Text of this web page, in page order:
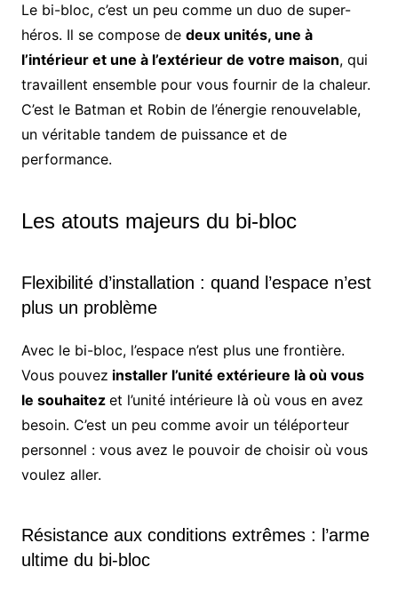
Le bi-bloc, c’est un peu comme un duo de super-
héros. Il se compose de deux unités, une à
l’intérieur et une à l’extérieur de votre maison, qui
travaillent ensemble pour vous fournir de la chaleur.
C’est le Batman et Robin de l’énergie renouvelable,
un véritable tandem de puissance et de
performance.
Les atouts majeurs du bi-bloc
Flexibilité d’installation : quand l’espace n’est
plus un problème
Avec le bi-bloc, l’espace n’est plus une frontière.
Vous pouvez installer l’unité extérieure là où vous
le souhaitez et l’unité intérieure là où vous en avez
besoin. C’est un peu comme avoir un téléporteur
personnel : vous avez le pouvoir de choisir où vous
voulez aller.
Résistance aux conditions extrêmes : l’arme
ultime du bi-bloc